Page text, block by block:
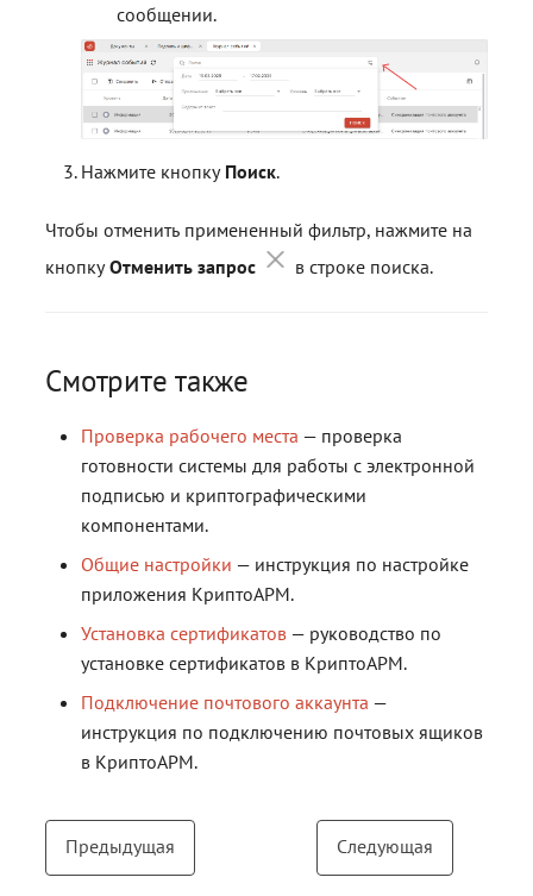
сообщении.
Нажмите кнопку Поиск.
Чтобы отменить примененный фильтр, нажмите на
кнопкуОтменить запрос в строке поиска.
Смотрите также
Проверка рабочего места — проверка
готовности системы для работы с электронной
подписью и криптографическими
компонентами.
Общие настройки — инструкция по настройке
приложения КриптоАРМ.
Установка сертификатов — руководство по
установке сертификатов в КриптоАРМ.
Подключение почтового аккаунта —
инструкция по подключению почтовых ящиков
в КриптоАРМ.
Предыдущая Следующая